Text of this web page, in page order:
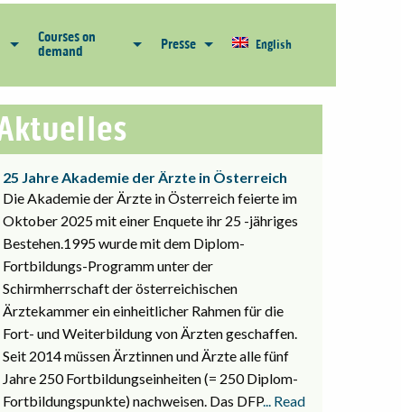
Courses on
demand
Presse English
25 Jahre Akademie der Ärzte in Österreich
Die Akademie der Ärzte in Österreich feierte im
Oktober 2025 mit einer Enquete ihr 25 -jähriges
Bestehen.1995 wurde mit dem Diplom-
Fortbildungs-Programm unter der
Schirmherrschaft der österreichischen
Ärztekammer ein einheitlicher Rahmen für die
Fort- und Weiterbildung von Ärzten geschaffen.
Seit 2014 müssen Ärztinnen und Ärzte alle fünf
Jahre 250 Fortbildungseinheiten (= 250 Diplom-
Fortbildungspunkte) nachweisen. Das DFP... Read